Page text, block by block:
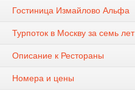
Гостиница Измайлово Альфа
Турпоток в Москву за семь
Описание к Рестораны
Номера и цены